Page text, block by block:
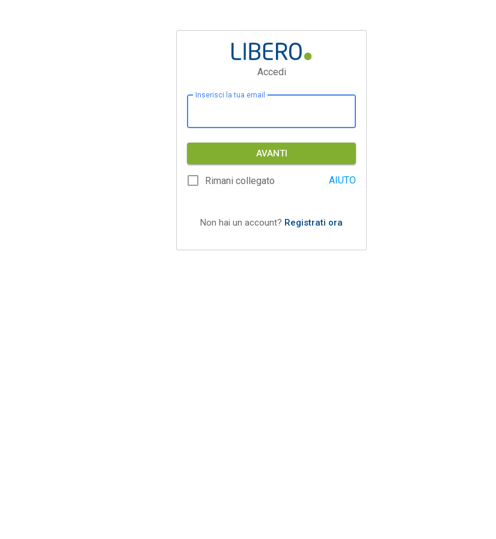
Accedi
Inserisci la tua email
AVANTI
Rimani collegato AIUTO
Non hai un account? Registrati ora